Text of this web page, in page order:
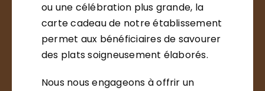
ou une célébration plus grande, la
carte cadeau de notre établissement
permet aux bénéficiaires de savourer
des plats soigneusement élaborés.
Nous nous engageons à offrir un